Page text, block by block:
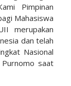
Pimpinan
Mahasiswa
merupakan
dan telah
Nasional
saat